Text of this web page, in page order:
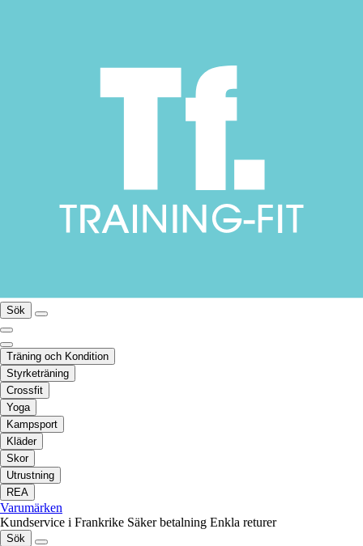
Sök
Träning och Kondition
Styrketräning
Crossfit
Yoga
Kampsport
Kläder
Skor
Utrustning
REA
Varumärken
Kundservice i Frankrike Säker betalning Enkla returer
Sök